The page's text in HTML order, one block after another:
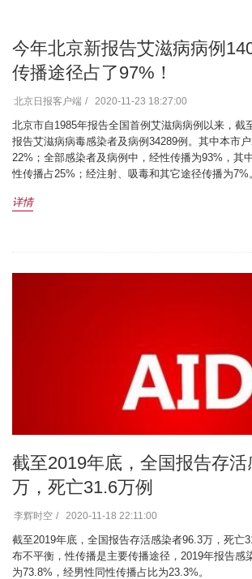
今年北京新报告艾滋病病例
传播途径占了97%！
北京日报客户端 2020-11-23 18:27:00
北京市自1985年报告全国首例艾滋病病例以来，截
报告艾滋病病毒感染者及病例34289例。其中本市
22%；全部感染者及病例中，经性传播为93%，其
性传播占25%；经注射、吸毒和其它途径传播为7%
详情
截至2019年底，全国报告存
万，死亡31.6万例
李辉时空 2020-11-18 22:11:00
截至2019年底，全国报告存活感染者96.3万，死亡
布不平衡，性传播是主要传播途径，2019年报告感
为73.8%，经男性同性传播占比为23.3%。